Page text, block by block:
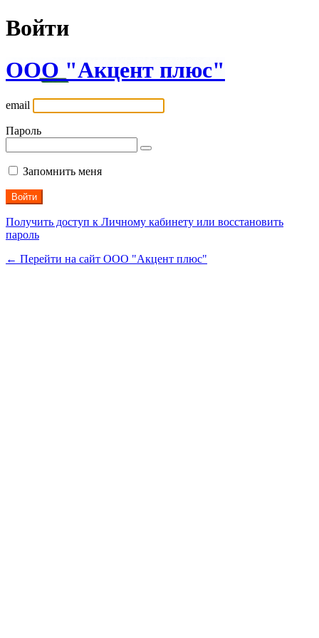
Войти
ООО "Акцент плюс"
email
Пароль
Запомнить меня
Получить доступ к Личному кабинету или восстановить
пароль
← Перейти на сайт ООО "Акцент плюс"